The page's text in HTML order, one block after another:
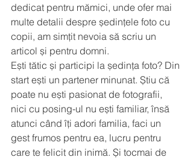
dedicat pentru mămici, unde ofer mai
multe detalii despre ședințele foto cu
copii, am simțit nevoia să scriu un
articol și pentru domni.
Ești tătic și participi la ședința foto? Din
start ești un partener minunat. Știu că
poate nu ești pasionat de fotografii,
nici cu posing-ul nu ești familiar, însă
atunci când îți adori familia, faci un
gest frumos pentru ea, lucru pentru
care te felicit din inimă. Și tocmai de